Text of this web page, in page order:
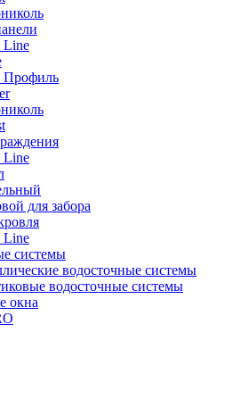
Line
Профиль
Line
для забора
Line
системы
водосточные системы
водосточные системы
окна